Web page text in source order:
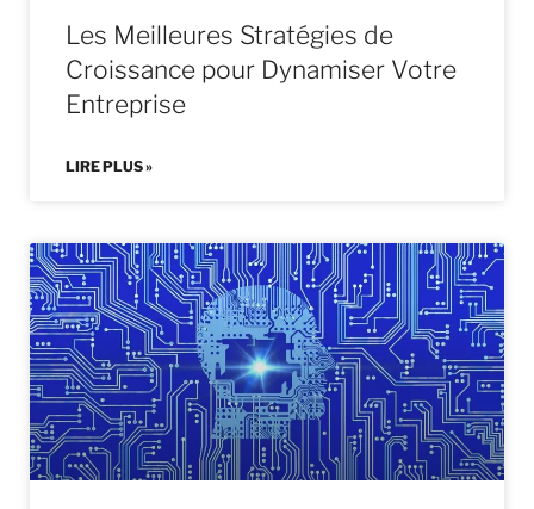
Les Meilleures Stratégies de
Croissance pour Dynamiser Votre
Entreprise
LIRE PLUS »